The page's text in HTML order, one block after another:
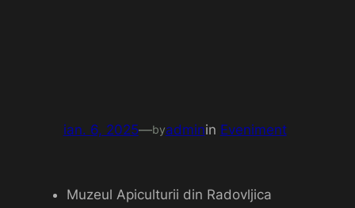
ian. 6, 2025—byadminin Eveniment
Muzeul Apiculturii din Radovljica